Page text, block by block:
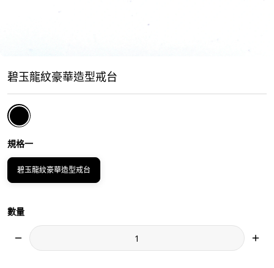
碧玉龍紋豪華造型戒台
規格一
碧玉龍紋豪華造型戒台
數量